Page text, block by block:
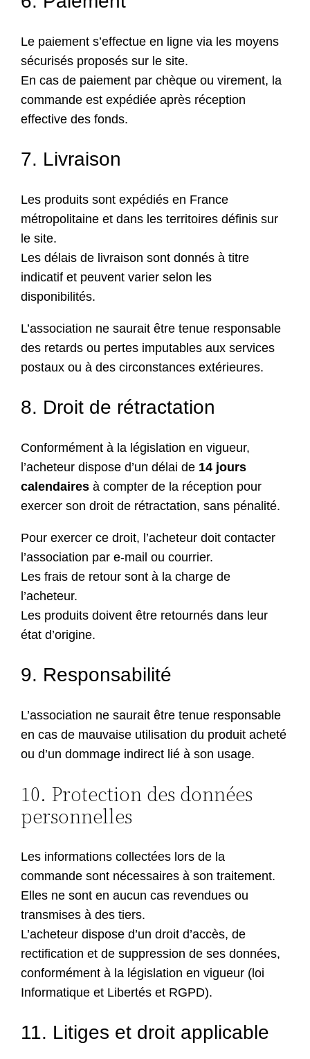
Le paiement s’effectue en ligne via les moyens
sécurisés proposés sur le site.
En cas de paiement par chèque ou virement, la
commande est expédiée après réception
effective des fonds.
7. Livraison
Les produits sont expédiés en France
métropolitaine et dans les territoires définis sur
le site.
Les délais de livraison sont donnés à titre
indicatif et peuvent varier selon les
disponibilités.
L’association ne saurait être tenue responsable
des retards ou pertes imputables aux services
postaux ou à des circonstances extérieures.
8. Droit de rétractation
Conformément à la législation en vigueur,
l’acheteur dispose d’un délai de 14 jours
calendaires à compter de la réception pour
exercer son droit de rétractation, sans pénalité.
Pour exercer ce droit, l’acheteur doit contacter
l’association par e-mail ou courrier.
Les frais de retour sont à la charge de
l’acheteur.
Les produits doivent être retournés dans leur
état d’origine.
9. Responsabilité
L’association ne saurait être tenue responsable
en cas de mauvaise utilisation du produit acheté
ou d’un dommage indirect lié à son usage.
10. Protection des données
personnelles
Les informations collectées lors de la
commande sont nécessaires à son traitement.
Elles ne sont en aucun cas revendues ou
transmises à des tiers.
L’acheteur dispose d’un droit d’accès, de
rectification et de suppression de ses données,
conformément à la législation en vigueur (loi
Informatique et Libertés et RGPD).
11. Litiges et droit applicable